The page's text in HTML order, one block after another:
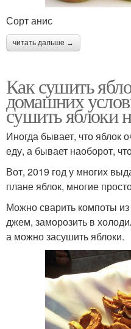
Сорт анис
читать дальше →
Как сушить
домашних
сушить яблоки
Иногда бывает, что яблок
еду, а бывает наоборот,
Вот, 2019 год у многих
плане яблок, многие
Можно сварить компоты
джем, заморозить в
а можно засушить яблоки.